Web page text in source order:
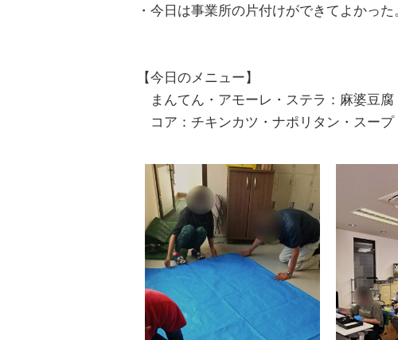
・今日は事業所の片付けができてよかった
【今日のメニュー】
まんてん・アモーレ・ステラ：麻婆豆
コア：チキンカツ・ナポリタン・スープ